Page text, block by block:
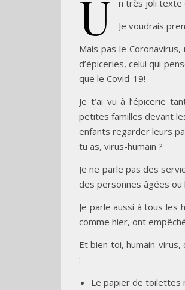
U
n très joli texte
Je voudrais
Mais pas le
d’épiceries, celui qui
que le Covid-19!
Je t’ai vu à l’épicerie
petites familles devant
enfants regarder leurs
tu as, virus-humain ?
Je ne parle pas des
des personnes âgées ou
Je parle aussi à tous les
comme hier, ont
Et bien toi, humain-
:
Le papier de toilettes